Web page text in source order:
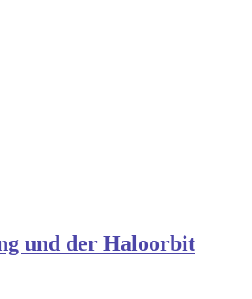
und der Haloorbit